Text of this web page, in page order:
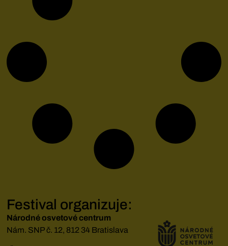
Festival organizuje:
Národné osvetové centrum
Nám. SNP č. 12, 812 34 Bratislava